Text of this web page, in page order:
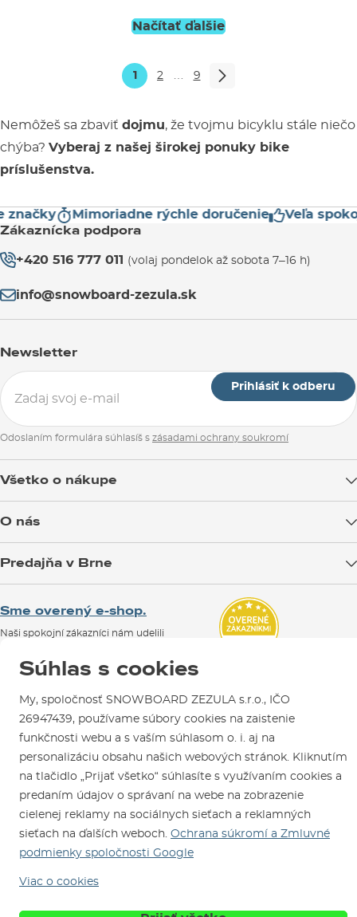
Načítať ďalšie
1 2 9
Nemôžeš sa zbaviť dojmu, že tvojmu bicyklu stále niečo
chýba? Vyberaj z našej širokej ponuky bike
príslušenstva.
Mimoriadne rýchle doručenie Veľa
Zákaznícka podpora
+420 516 777 011 (volaj pondelok až sobota 7–16 h)
info@snowboard-zezula.sk
Newsletter
Prihlásiť k odberu
Odoslaním formulára súhlasíš s zásadami ochrany soukromí
Všetko o nákupe
Výmena a vrátenie tovaru
Reklamácie
Návody na použitie a údržbu
Kontakty
O nás
SNOWBOARD ZEZULA Team
Ako si vybrať vybavenie
Predajňa v Brne
Mapa a ako k nám
Požičovňa
Servis a opravy
Sme overený e-shop.
Naši spokojní zákazníci nám udelili
Sme tu pre Vás od roku 1996
© 2026 SNOWBOARD ZEZULA s.r.o.
Obchodné podmienky
Súhlas s cookies
My, spoločnosť SNOWBOARD ZEZULA s.r.o., IČO
26947439, používame súbory cookies na zaistenie
funkčnosti webu a s vaším súhlasom o. i. aj na
personalizáciu obsahu našich webových stránok. Kliknutím
na tlačidlo „Prijať všetko“ súhlasíte s využívaním cookies a
predaním údajov o správaní na webe na zobrazenie
cielenej reklamy na sociálnych sieťach a reklamných
sieťach na ďalších weboch. Ochrana súkromí a Zmluvné
podmienky spoločnosti Google
Viac o cookies